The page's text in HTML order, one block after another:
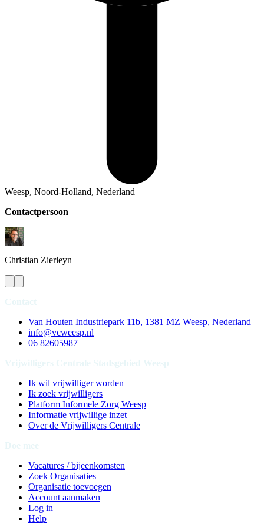
Weesp, Noord-Holland, Nederland
Contactpersoon
Christian Zierleyn
Van Houten Industriepark 11b, 1381 MZ Weesp, Nederland
info@vcweesp.nl
06 82605987
Ik wil vrijwilliger worden
Ik zoek vrijwilligers
Platform Informele Zorg Weesp
Informatie vrijwillige inzet
Over de Vrijwilligers Centrale
Vacatures / bijeenkomsten
Zoek Organisaties
Organisatie toevoegen
Account aanmaken
Log in
Help